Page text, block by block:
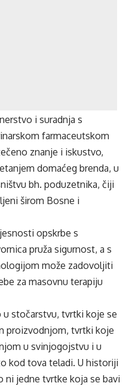
i suradnja s
farmaceutskom
znanje i iskustvo,
domaćeg brenda, u
bh. poduzetnika, čiji
širom Bosne i
opskrbe s
pruža sigurnost, a s
može zadovoljiti
za masovnu terapiju
u stočarstvu, tvrtki koje se
proizvodnjom, tvrtki koje
u svinjogojstvu i u
kod tova teladi. U historiji
ni jedne tvrtke koja se bavi